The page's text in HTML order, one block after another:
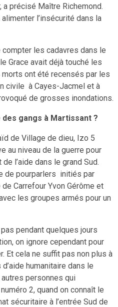
a précisé Maître Richemond.
l’insécurité dans la
compter les cadavres dans le
Grace avait déjà touché les
ont été recensés par les
civile à Cayes-Jacmel et à
de grosses inondations.
gangs à Martissant ?
de Village de dieu, Izo 5
au niveau de la guerre pour
l’aide dans le grand Sud.
de pourparlers initiés par
Carrefour Yvon Gérôme et
les groupes armés pour un
pendant quelques jours
on ignore cependant pour
Et cela ne suffit pas non plus à
humanitaire dans le
personnes qui
2, quand on connaît le
sécuritaire à l’entrée Sud de